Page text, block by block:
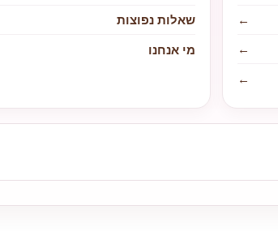
←
←
←
שאלות נפוצות
מי אנחנו